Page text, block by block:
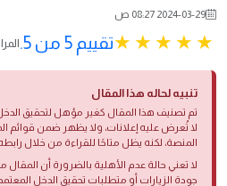
2024-03-29 08:27 ص
تقييم 5 من 5. 3
تنبيه لحاله هذا المقال
تم تصنيف هذا المقال كغير مؤهل لتحقيق
لا تُعرض عليه إعلانات، ولا يظهر ضمن قوائم
المنصة، لكنه يظل متاحًا للقراءة من خلال رابطه
لا تعني حالة عدم الأهلية بالضرورة أن المقال
جودة الزيارات أو متطلبات تحقيق الدخل